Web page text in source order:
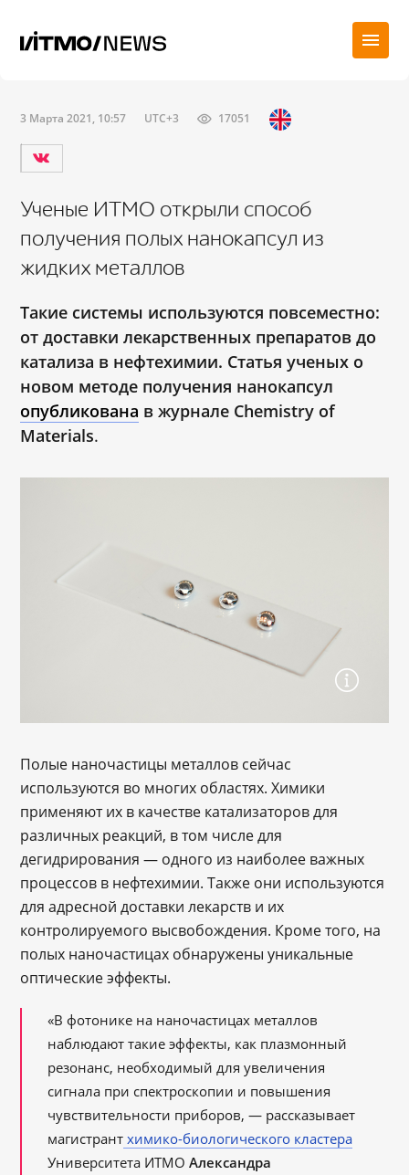
3 Марта 2021, 10:57 UTC+3 17051
Ученые ИТМО открыли способ
получения полых нанокапсул из
жидких металлов
Такие системы используются повсеместно:
от доставки лекарственных препаратов до
катализа в нефтехимии. Статья ученых о
новом методе получения нанокапсул
опубликована в журнале Chemistry of
Materials.
Полые наночастицы металлов сейчас
используются во многих областях. Химики
применяют их в качестве катализаторов для
различных реакций, в том числе для
дегидрирования ― одного из наиболее важных
процессов в нефтехимии. Также они используются
для адресной доставки лекарств и их
контролируемого высвобождения. Кроме того, на
полых наночастицах обнаружены уникальные
оптические эффекты.
«В фотонике на наночастицах металлов
наблюдают такие эффекты, как плазмонный
резонанс, необходимый для увеличения
сигнала при спектроскопии и повышения
чувствительности приборов, ― рассказывает
магистрант химико-биологического кластера
Университета ИТМОАлександра